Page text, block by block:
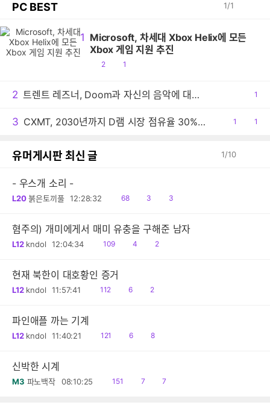
PC BEST 1/1
1 Microsoft, 차세대 Xbox Helix에 모든
Xbox 게임 지원 추진
공
2
댓1
2 트렌트 레즈너, Doom과 자신의 음악에 대한 생각 밝혀
공1
3 CXMT, 2030년까지 D램 시장 점유율 30% 목표
공1
댓1
유머게시판 최신 글 1/10
- 우스개 소리 -
L20 붉은토끼풀 12:28:32
읽
68
공
3
댓
3
혐주의) 개미에게서 매미 유충을 구해준 남자
L12 kndol 12:04:34
읽
109
공
4
댓
2
현재 북한이 대호황인 증거
L12 kndol 11:57:41
읽
112
공
6
댓
2
파인애플 까는 기계
L12 kndol 11:40:21
읽
121
공
6
댓
8
신박한 시계
M3 파노백작 08:10:25
읽
151
공
7
댓
7